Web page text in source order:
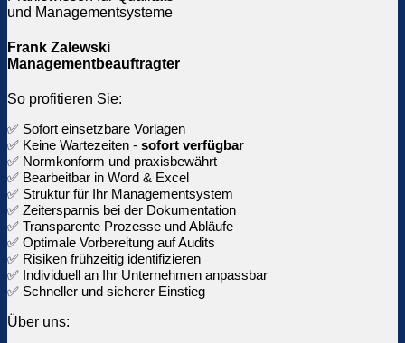
Frank Zalewski
Managementbeauftragter
So profitieren Sie:
✅ Sofort einsetzbare Vorlagen
✅ Keine Wartezeiten - sofort verfügbar
✅ Normkonform und praxisbewährt
✅ Bearbeitbar in Word & Excel
✅ Struktur für Ihr Managementsystem
✅ Zeitersparnis bei der Dokumentation
✅ Transparente Prozesse und Abläufe
✅ Optimale Vorbereitung auf Audits
✅ Risiken frühzeitig identifizieren
✅ Individuell an Ihr Unternehmen anpassbar
✅ Schneller und sicherer Einstieg
Über uns: